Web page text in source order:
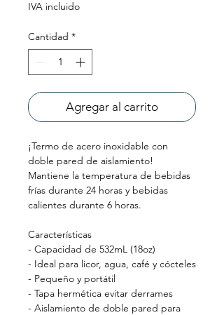
IVA incluido
Cantidad *
Agregar al carrito
¡Termo de acero inoxidable con
doble pared de aislamiento!
Mantiene la temperatura de bebidas
frías durante 24 horas y bebidas
calientes durante 6 horas.
Características
- Capacidad de 532mL (18oz)
- Ideal para licor, agua, café y cócteles
- Pequeño y portátil
- Tapa hermética evitar derrames
- Aislamiento de doble pared para